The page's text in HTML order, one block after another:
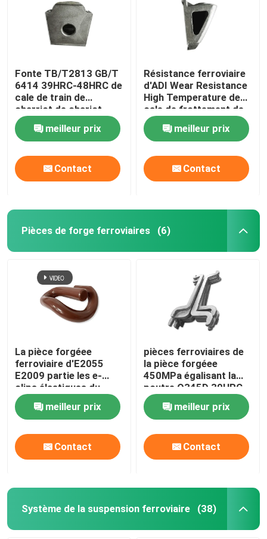
Fonte TB/T2813 GB/T
6414 39HRC-48HRC de
cale de train de
charriot de chariot
meilleur prix
Contact
Résistance ferroviaire
d'ADI Wear Resistance
High Temperature de
cale de frottement de
charriot de fonte
meilleur prix
Contact
Pièces de forge ferroviaires (6)
La pièce forgéee
ferroviaire d'E2055
E2009 partie les e-
clips élastiques du
chemin de fer 60Si2Mn
attachant le système
meilleur prix
Contact
pièces ferroviaires de
la pièce forgéee
450MPa égalisant la
poutre Q345D 39HRC-
48HRC
meilleur prix
Contact
Système de la suspension ferroviaire (38)